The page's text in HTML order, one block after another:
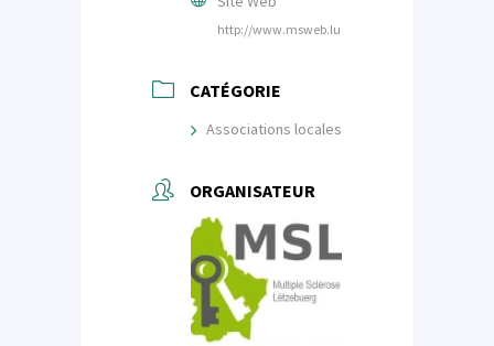
http://www.msweb.lu
CATÉGORIE
Associations locales
ORGANISATEUR